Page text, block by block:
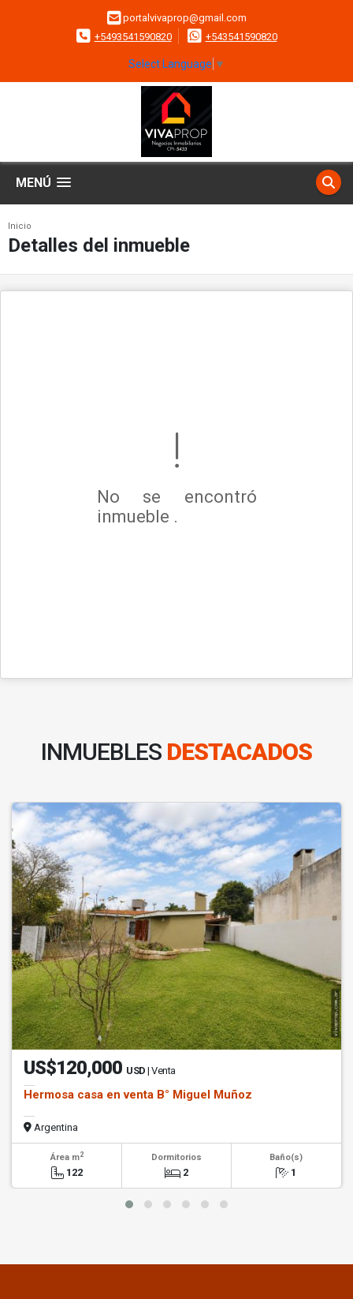
portalvivaprop@gmail.com
+5493541590820
+543541590820
Select Language ▼
MENÚ
Inicio
Detalles del inmueble
No se encontró
inmueble .
INMUEBLES DESTACADOS
US$120,000 USD | Venta
Hermosa casa en venta B° Miguel Muñoz
Argentina
Área m2
122
Dormitorios
2
Baño(s)
1